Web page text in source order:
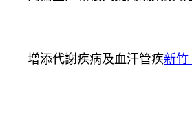
增添代謝疾病及血汗管疾新竹